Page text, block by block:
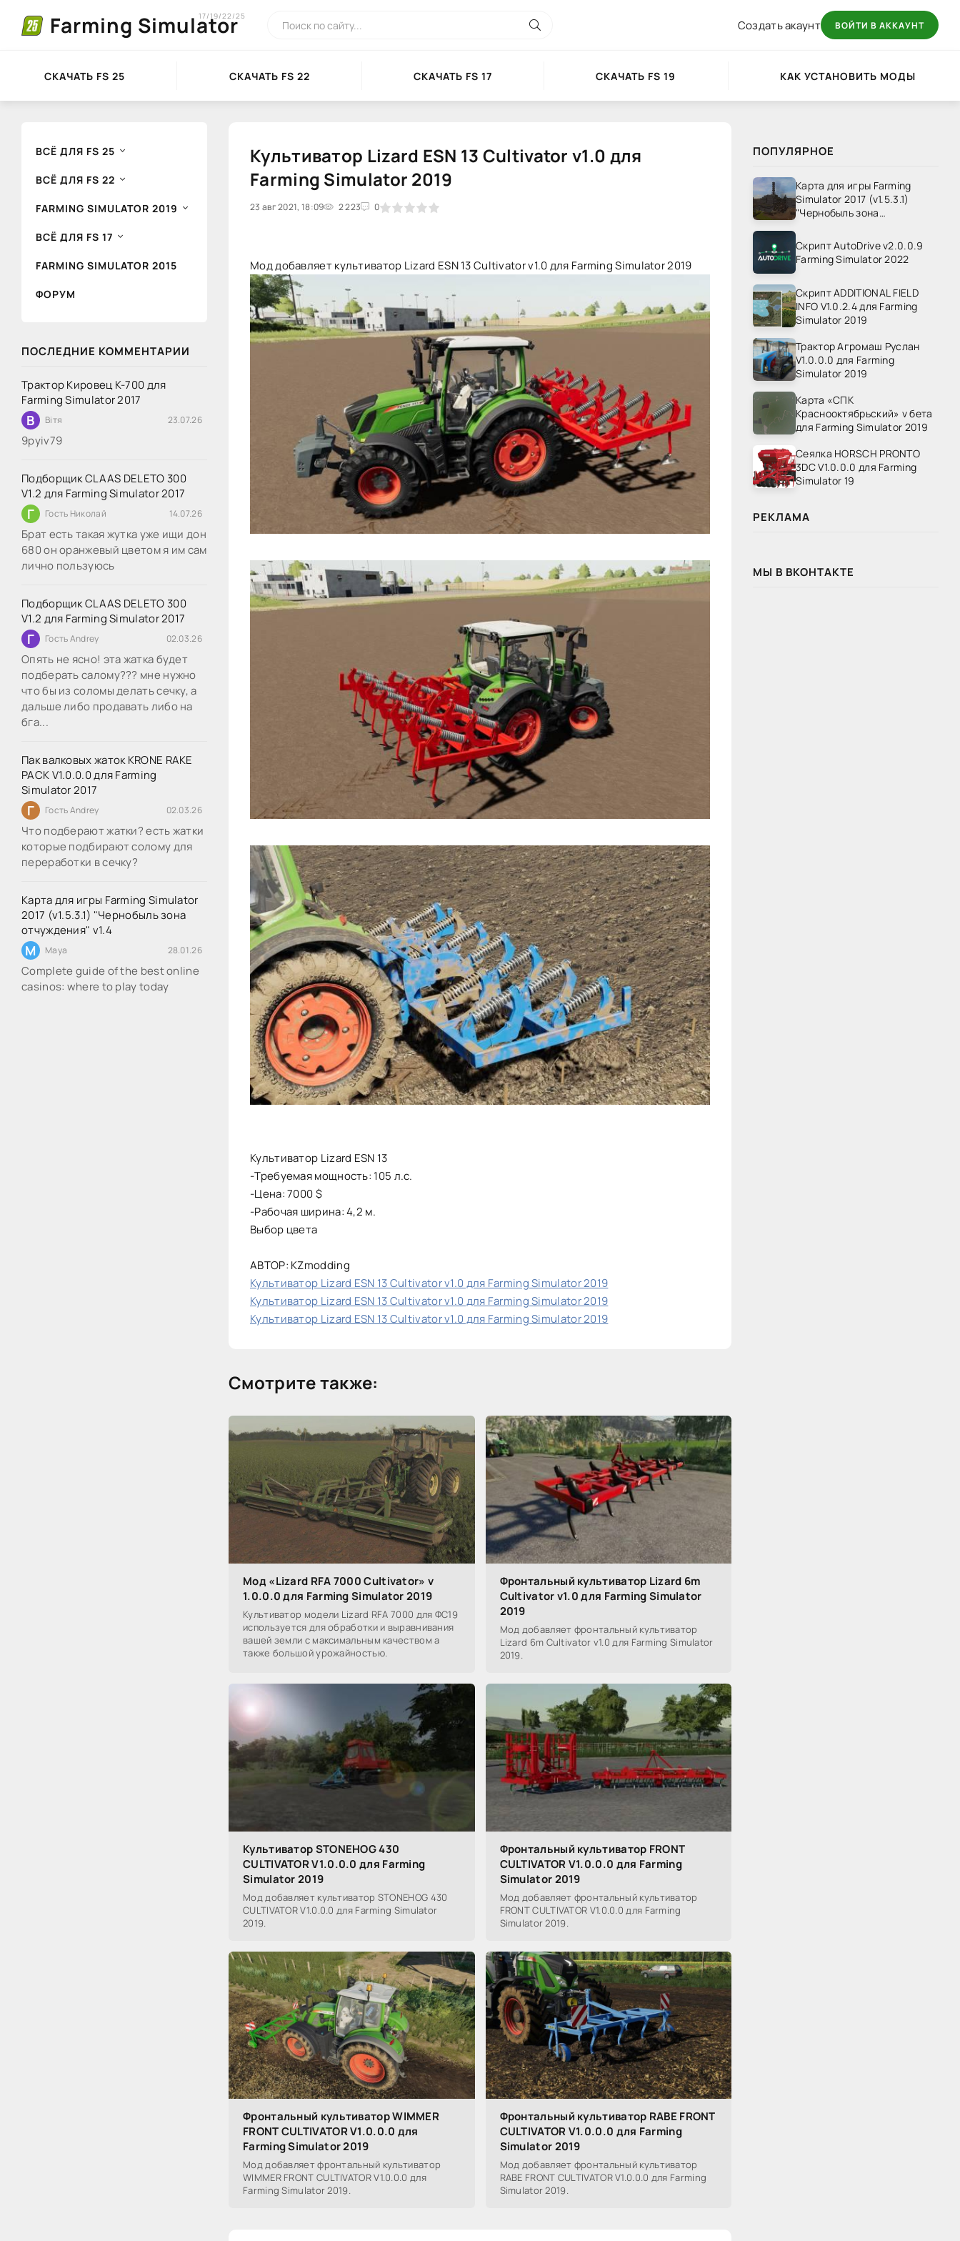
Farming Simulator
17/19/22/25
Создать акаунт ВОЙТИ В АККАУНТ
СКАЧАТЬ FS 25 СКАЧАТЬ FS 22 СКАЧАТЬ FS 17 СКАЧАТЬ FS 19 КАК УСТАНОВИТЬ МОДЫ
ВСЁ ДЛЯ FS 25
ВСЁ ДЛЯ FS 22
FARMING SIMULATOR 2019
ВСЁ ДЛЯ FS 17
FARMING SIMULATOR 2015
ФОРУМ
ПОСЛЕДНИЕ КОММЕНТАРИИ
Трактор Кировец К-700 для
Farming Simulator 2017
В Вітя 23.07.26
9руіv79
Подборщик CLAAS DELETO 300
V1.2 для Farming Simulator 2017
Г Гость Николай 14.07.26
Брат есть такая жутка уже ищи дон
680 он оранжевый цветом я им сам
лично пользуюсь
Подборщик CLAAS DELETO 300
V1.2 для Farming Simulator 2017
Г Гость Andrey 02.03.26
Опять не ясно! эта жатка будет
подберать салому??? мне нужно
что бы из соломы делать сечку, а
дальше либо продавать либо на
бга...
Пак валковых жаток KRONE RAKE
PACK V1.0.0.0 для Farming
Simulator 2017
Г Гость Andrey 02.03.26
Что подберают жатки? есть жатки
которые подбирают солому для
переработки в сечку?
Карта для игры Farming Simulator
2017 (v1.5.3.1) "Чернобыль зона
отчуждения" v1.4
M Maya 28.01.26
Complete guide of the best online
casinos: where to play today
Культиватор Lizard ESN 13 Cultivator v1.0 для
Farming Simulator 2019
23 авг 2021, 18:09 2 223 0
1 2 3 4 5
Мод добавляет культиватор Lizard ESN 13 Cultivator v1.0 для Farming Simulator 2019
Культиватор Lizard ESN 13
-Требуемая мощность: 105 л.с.
-Цена: 7000 $
-Рабочая ширина: 4,2 м.
Выбор цвета
АВТОР: KZmodding
Культиватор Lizard ESN 13 Cultivator v1.0 для Farming Simulator 2019
Культиватор Lizard ESN 13 Cultivator v1.0 для Farming Simulator 2019
Культиватор Lizard ESN 13 Cultivator v1.0 для Farming Simulator 2019
Смотрите также:
Мод «Lizard RFA 7000 Cultivator» v
1.0.0.0 для Farming Simulator 2019
Культиватор модели Lizard RFA 7000 для ФС19
используется для обработки и выравнивания
вашей земли с максимальным качеством а
также большой урожайностью.
Фронтальный культиватор Lizard 6m
Cultivator v1.0 для Farming Simulator
2019
Мод добавляет фронтальный культиватор
Lizard 6m Cultivator v1.0 для Farming Simulator
2019.
Культиватор STONEHOG 430
CULTIVATOR V1.0.0.0 для Farming
Simulator 2019
Мод добавляет культиватор STONEHOG 430
CULTIVATOR V1.0.0.0 для Farming Simulator
2019.
Фронтальный культиватор FRONT
CULTIVATOR V1.0.0.0 для Farming
Simulator 2019
Мод добавляет фронтальный культиватор
FRONT CULTIVATOR V1.0.0.0 для Farming
Simulator 2019.
Фронтальный культиватор WIMMER
FRONT CULTIVATOR V1.0.0.0 для
Farming Simulator 2019
Мод добавляет фронтальный культиватор
WIMMER FRONT CULTIVATOR V1.0.0.0 для
Farming Simulator 2019.
Фронтальный культиватор RABE FRONT
CULTIVATOR V1.0.0.0 для Farming
Simulator 2019
Мод добавляет фронтальный культиватор
RABE FRONT CULTIVATOR V1.0.0.0 для Farming
Simulator 2019.
ПОПУЛЯРНОЕ
Карта для игры Farming
Simulator 2017 (v1.5.3.1)
"Чернобыль зона
Скрипт AutoDrive v2.0.0.9
Farming Simulator 2022
Скрипт ADDITIONAL FIELD
INFO V1.0.2.4 для Farming
Simulator 2019
Трактор Агромаш Руслан
V1.0.0.0 для Farming
Simulator 2019
Карта «СПК
Краснооктябрьский» v бета
для Farming Simulator 2019
Сеялка HORSCH PRONTO
3DC V1.0.0.0 для Farming
Simulator 19
РЕКЛАМА
МЫ В ВКОНТАКТЕ